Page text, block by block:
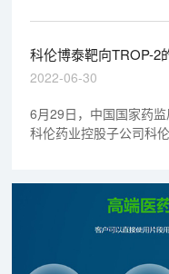
院庆春院区四号楼十一
型）在免疫癌症新药研
术报告厅同步直播。报
科伦博泰靶向TROP-2
“美”天新药事
2022-06-30
6月29日，中国国家药监
科伦药业控股子公司科
TROP-2的抗体偶联药
针对多个瘤种的临床试